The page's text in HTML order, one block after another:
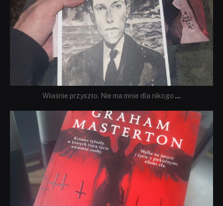
Właśnie przyszło. Nie ma mnie dla nikogo ...
dobryhorror
Sie 23